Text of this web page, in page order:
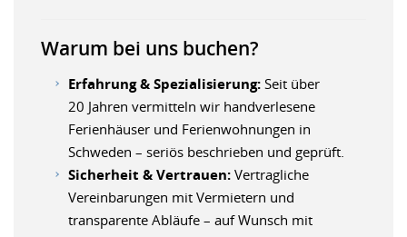
Warum bei uns buchen?
Erfahrung & Spezialisierung: Seit über
20 Jahren vermitteln wir handverlesene
Ferienhäuser und Ferienwohnungen in
Schweden – seriös beschrieben und geprüft.
Sicherheit & Vertrauen: Vertragliche
Vereinbarungen mit Vermietern und
transparente Abläufe – auf Wunsch mit